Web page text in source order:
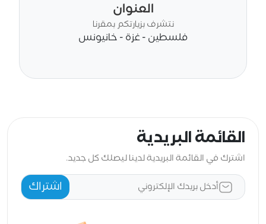
العنوان
نتشرف بزيارتكم بمقرنا
فلسطين - غزة - خانيونس
القائمة البريدية
اشترك في القائمة البريدية لدينا ليصلك كل جديد.
اشتراك